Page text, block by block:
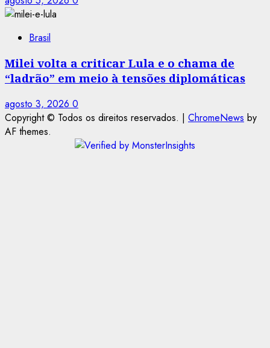
Brasil
Milei volta a criticar Lula e o chama de
“ladrão” em meio à tensões diplomáticas
agosto 3, 2026 0
Copyright © Todos os direitos reservados. | ChromeNews by
AF themes.